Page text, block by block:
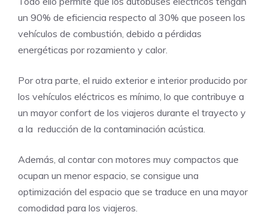
un 90% de eficiencia respecto al 30% que poseen los
vehículos de combustión, debido a pérdidas
energéticas por rozamiento y calor.
Por otra parte, el ruido exterior e interior producido por
los vehículos eléctricos es mínimo, lo que contribuye a
un mayor confort de los viajeros durante el trayecto y
a la reducción de la contaminación acústica.
Además, al contar con motores muy compactos que
ocupan un menor espacio, se consigue una
optimización del espacio que se traduce en una mayor
comodidad para los viajeros.